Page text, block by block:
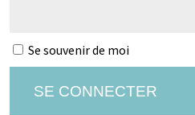
Se souvenir de moi